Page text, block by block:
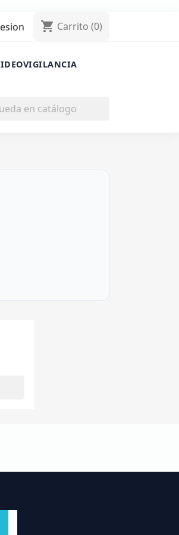
shopping_cart Carrito (0)